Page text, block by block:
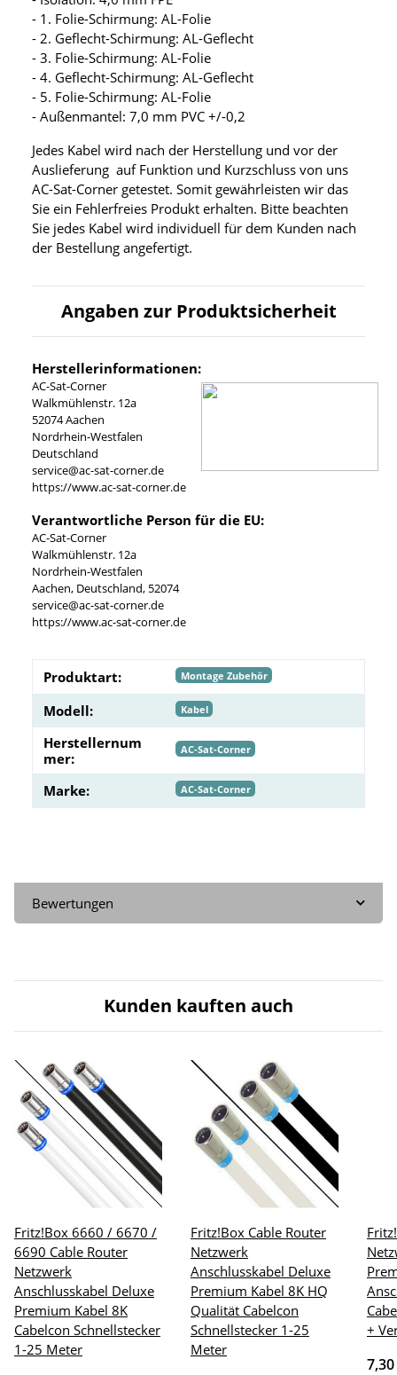
- 1. Folie-Schirmung: AL-Folie
- 2. Geflecht-Schirmung: AL-Geflecht
- 3. Folie-Schirmung: AL-Folie
- 4. Geflecht-Schirmung: AL-Geflecht
- 5. Folie-Schirmung: AL-Folie
- Außenmantel: 7,0 mm PVC +/-0,2
Jedes Kabel wird nach der Herstellung und vor der
Auslieferung auf Funktion und Kurzschluss von uns
AC-Sat-Corner getestet. Somit gewährleisten wir das
Sie ein Fehlerfreies Produkt erhalten. Bitte beachten
Sie jedes Kabel wird individuell für dem Kunden nach
der Bestellung angefertigt.
Angaben zur Produktsicherheit
Herstellerinformationen:
AC-Sat-Corner
Walkmühlenstr. 12a
52074 Aachen
Nordrhein-Westfalen
Deutschland
service@ac-sat-corner.de
https://www.ac-sat-corner.de
Verantwortliche Person für die EU:
AC-Sat-Corner
Walkmühlenstr. 12a
Nordrhein-Westfalen
Aachen, Deutschland, 52074
service@ac-sat-corner.de
https://www.ac-sat-corner.de
Produktart: Montage Zubehör
Modell: Kabel
Herstellernum
mer:
AC-Sat-Corner
Marke: AC-Sat-Corner
Bewertungen
Kunden kauften auch
Fritz!Box 6660 / 6670 /
6690 Cable Router
Netzwerk
Anschlusskabel Deluxe
Premium Kabel 8K
Cabelcon Schnellstecker
1-25 Meter
Fritz!Box Cable Router
Netzwerk
Anschlusskabel Deluxe
Premium Kabel 8K HQ
Qualität Cabelcon
Schnellstecker 1-25
Meter
+